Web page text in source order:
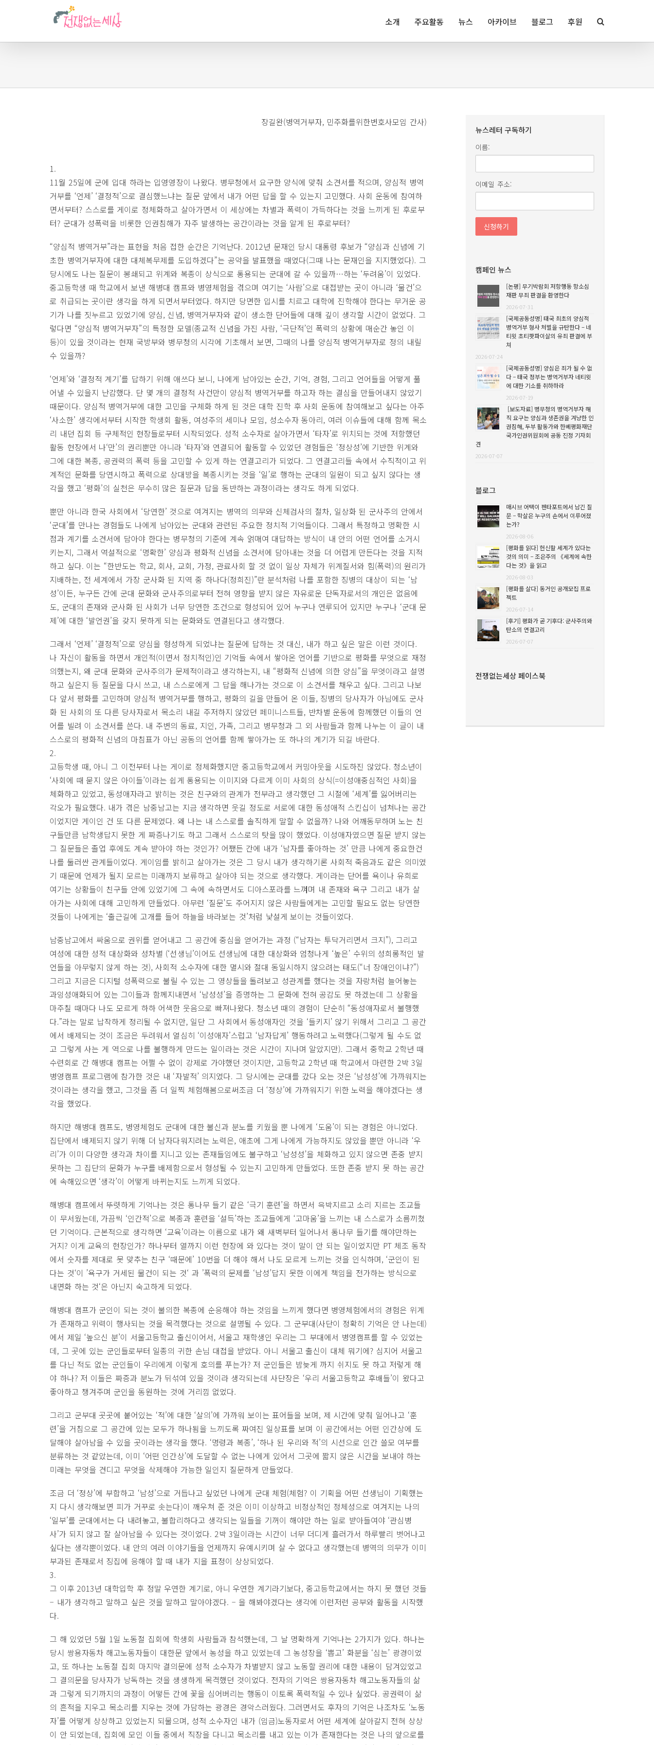
소개 주요활동 뉴스 아카이브 블로그 후원
장길완(병역거부자, 민주화를위한변호사모임 간사)
1.
11월 25일에 군에 입대 하라는 입영영장이 나왔다. 병무청에서 요구한 양식에 맞춰 소견서를 적으며, 양심적 병역
거부를 ‘언제’ ‘결정적’으로 결심했느냐는 질문 앞에서 내가 어떤 답을 할 수 있는지 고민했다. 사회 운동에 참여하
면서부터? 스스로를 게이로 정체화하고 살아가면서 이 세상에는 차별과 폭력이 가득하다는 것을 느끼게 된 후로부
터? 군대가 성폭력을 비롯한 인권침해가 자주 발생하는 공간이라는 것을 알게 된 후로부터?
“양심적 병역거부”라는 표현을 처음 접한 순간은 기억난다. 2012년 문재인 당시 대통령 후보가 “양심과 신념에 기
초한 병역거부자에 대한 대체복무제를 도입하겠다”는 공약을 발표했을 때였다(그때 나는 문재인을 지지했었다). 그
당시에도 나는 질문이 봉쇄되고 위계와 복종이 상식으로 통용되는 군대에 갈 수 있을까…하는 ‘두려움’이 있었다.
중고등학생 때 학교에서 보낸 해병대 캠프와 병영체험을 겪으며 여기는 ‘사람’으로 대접받는 곳이 아니라 ‘물건’으
로 취급되는 곳이란 생각을 하게 되면서부터였다. 하지만 당면한 입시를 치르고 대학에 진학해야 한다는 무거운 공
기가 나를 짓누르고 있었기에 양심, 신념, 병역거부자와 같이 생소한 단어들에 대해 깊이 생각할 시간이 없었다. 그
렇다면 “양심적 병역거부자”의 특정한 모델(종교적 신념을 가진 사람, ‘극단적’인 폭력의 상황에 매순간 놓인 이
등)이 있을 것이라는 현재 국방부와 병무청의 시각에 기초해서 보면, 그때의 나를 양심적 병역거부자로 정의 내릴
수 있을까?
‘언제’와 ‘결정적 계기’를 답하기 위해 애쓰다 보니, 나에게 남아있는 순간, 기억, 경험, 그리고 언어들을 어떻게 풀
어낼 수 있을지 난감했다. 단 몇 개의 결정적 사건만이 양심적 병역거부를 하고자 하는 결심을 만들어내지 않았기
때문이다. 양심적 병역거부에 대한 고민을 구체화 하게 된 것은 대학 진학 후 사회 운동에 참여해보고 싶다는 아주
‘사소한’ 생각에서부터 시작한 학생회 활동, 여성주의 세미나 모임, 성소수자 동아리, 여러 이슈들에 대해 함께 목소
리 내던 집회 등 구체적인 현장들로부터 시작되었다. 성적 소수자로 살아가면서 ‘타자’로 위치되는 것에 저항했던
활동 현장에서 나‘만’의 권리뿐만 아니라 ‘타자’와 연결되어 활동할 수 있었던 경험들은 ‘정상성’에 기반한 위계와
그에 대한 복종, 공권력의 폭력 등을 고민할 수 있게 하는 연결고리가 되었다. 그 연결고리들 속에서 수직적이고 위
계적인 문화를 당연시하고 폭력으로 상대방을 복종시키는 것을 ‘일’로 행하는 군대의 일원이 되고 싶지 않다는 생
각을 했고 ‘평화’의 실천은 무수히 많은 질문과 답을 동반하는 과정이라는 생각도 하게 되었다.
뿐만 아니라 한국 사회에서 ‘당연한’ 것으로 여겨지는 병역의 의무와 신체검사의 절차, 일상화 된 군사주의 안에서
‘군대’를 만나는 경험들도 나에게 남아있는 군대와 관련된 주요한 정치적 기억들이다. 그래서 특정하고 명확한 시
점과 계기를 소견서에 담아야 한다는 병무청의 기준에 계속 얽매여 대답하는 방식이 내 안의 어떤 언어를 소거시
키는지, 그래서 역설적으로 ‘명확한’ 양심과 평화적 신념을 소견서에 담아내는 것을 더 어렵게 만든다는 것을 지적
하고 싶다. 이는 “한반도는 학교, 회사, 교회, 가정, 관료사회 할 것 없이 일상 자체가 위계질서와 힘(폭력)의 원리가
지배하는, 전 세계에서 가장 군사화 된 지역 중 하나다(정희진)”란 분석처럼 나를 포함한 징병의 대상이 되는 ‘남
성’이든, 누구든 간에 군대 문화와 군사주의로부터 전혀 영향을 받지 않은 자유로운 단독자로서의 개인은 없음에
도, 군대의 존재와 군사화 된 사회가 너무 당연한 조건으로 형성되어 있어 누구나 연루되어 있지만 누구나 ‘군대 문
제’에 대한 ‘발언권’을 갖지 못하게 되는 문화와도 연결된다고 생각했다.
그래서 ‘언제’ ‘결정적’으로 양심을 형성하게 되었냐는 질문에 답하는 것 대신, 내가 하고 싶은 말은 이런 것이다.
나 자신이 활동을 하면서 개인적(이면서 정치적인)인 기억들 속에서 쌓아온 언어를 기반으로 평화를 무엇으로 재정
의했는지, 왜 군대 문화와 군사주의가 문제적이라고 생각하는지, 내 “평화적 신념에 의한 양심”을 무엇이라고 설명
하고 싶은지 등 질문을 다시 쓰고, 내 스스로에게 그 답을 해나가는 것으로 이 소견서를 채우고 싶다. 그리고 나보
다 앞서 평화를 고민하며 양심적 병역거부를 행하고, 평화의 길을 만들어 온 이들, 징병의 당사자가 아님에도 군사
화 된 사회의 또 다른 당사자로서 목소리 내길 주저하지 않았던 페미니스트들, 반차별 운동에 함께했던 이들의 언
어를 빌려 이 소견서를 쓴다. 내 주변의 동료, 지인, 가족, 그리고 병무청과 그 외 사람들과 함께 나누는 이 글이 내
스스로의 평화적 신념의 마침표가 아닌 공동의 언어를 함께 쌓아가는 또 하나의 계기가 되길 바란다.
2.
고등학생 때, 아니 그 이전부터 나는 게이로 정체화했지만 중고등학교에서 커밍아웃을 시도하진 않았다. 청소년이
‘사회에 때 묻지 않은 아이들’이라는 쉽게 통용되는 이미지와 다르게 이미 사회의 상식(=이성애중심적인 사회)을
체화하고 있었고, 동성애자라고 밝히는 것은 친구와의 관계가 전부라고 생각했던 그 시절에 ‘세계’를 잃어버리는
각오가 필요했다. 내가 겪은 남중남고는 지금 생각하면 웃길 정도로 서로에 대한 동성애적 스킨십이 넘쳐나는 공간
이었지만 게이인 건 또 다른 문제였다. 왜 나는 내 스스로를 솔직하게 말할 수 없을까? 나와 어깨동무하며 노는 친
구들만큼 남학생답지 못한 게 짜증나기도 하고 그래서 스스로의 탓을 많이 했었다. 이성애자였으면 질문 받지 않는
그 질문들은 졸업 후에도 계속 받아야 하는 것인가? 어쨌든 간에 내가 ‘남자를 좋아하는 것’ 만큼 나에게 중요한건
나를 둘러싼 관계들이었다. 게이임를 밝히고 살아가는 것은 그 당시 내가 생각하기론 사회적 죽음과도 같은 의미였
기 때문에 언제가 될지 모르는 미래까지 보류하고 살아야 되는 것으로 생각했다. 게이라는 단어를 욕이나 유희로
여기는 상황들이 친구들 안에 있었기에 그 속에 속하면서도 디아스포라를 느껴며 내 존재와 욕구 그리고 내가 살
아가는 사회에 대해 고민하게 만들었다. 아무런 ‘질문’도 주어지지 않은 사람들에게는 고민할 필요도 없는 당연한
것들이 나에게는 ‘출근길에 고개를 들어 하늘을 바라보는 것’처럼 낯설게 보이는 것들이었다.
남중남고에서 싸움으로 권위를 얻어내고 그 공간에 중심을 얻어가는 과정 (“남자는 투닥거리면서 크지”), 그리고
여성에 대한 성적 대상화와 성차별 (‘선생님’이어도 선생님에 대한 대상화와 엄청나게 ‘높은’ 수위의 성희롱적인 발
언들을 아무렇지 않게 하는 것), 사회적 소수자에 대한 멸시와 절대 동일시하지 않으려는 태도(“너 장애인이냐?”)
그리고 지금은 디지털 성폭력으로 불릴 수 있는 그 영상들을 돌려보고 성관계를 했다는 것을 자랑처럼 늘어놓는
과잉성애화되어 있는 그이들과 함께지내면서 ‘남성성’을 증명하는 그 문화에 전혀 공감도 못 하겠는데 그 상황을
마주칠 때마다 나도 모르게 하하 어색한 웃음으로 빠져나왔다. 청소년 때의 경험이 단순히 “동성애자로서 불행했
다.”라는 말로 납작하게 정리될 수 없지만, 일단 그 사회에서 동성애자인 것을 ‘들키지’ 않기 위해서 그리고 그 공간
에서 배제되는 것이 조금은 두려워서 열심히 ‘이성애자’스럽고 ‘남자답게’ 행동하려고 노력했다(그렇게 될 수도 없
고 그렇게 사는 게 역으로 나를 불행하게 만드는 일이라는 것은 시간이 지나며 알았지만). 그래서 중학교 2학년 때
수련회로 간 해병대 캠프는 어쩔 수 없이 강제로 가야했던 것이지만, 고등학교 2학년 때 학교에서 마련한 2박 3일
병영캠프 프로그램에 참가한 것은 내 ‘자발적’ 의지였다. 그 당시에는 군대를 갔다 오는 것은 ‘남성성’에 가까워지는
것이라는 생각을 했고, 그것을 좀 더 일찍 체험해봄으로써조금 더 ‘정상’에 가까워지기 위한 노력을 해야겠다는 생
각을 했었다.
하지만 해병대 캠프도, 병영체험도 군대에 대한 불신과 분노를 키웠을 뿐 나에게 ‘도움’이 되는 경험은 아니었다.
집단에서 배제되지 않기 위해 더 남자다워지려는 노력은, 애초에 그게 나에게 가능하지도 않았을 뿐만 아니라 ‘우
리’가 이미 다양한 생각과 차이를 지니고 있는 존재들임에도 불구하고 ‘남성성’을 체화하고 있지 않으면 존중 받지
못하는 그 집단의 문화가 누구를 배제함으로서 형성될 수 있는지 고민하게 만들었다. 또한 존중 받지 못 하는 공간
에 속해있으면 ‘생각’이 어떻게 바뀌는지도 느끼게 되었다.
해병대 캠프에서 뚜렷하게 기억나는 것은 통나무 들기 같은 ‘극기 훈련’을 하면서 윽박지르고 소리 지르는 조교들
이 무서웠는데, 가끔씩 ‘인간적’으로 복종과 훈련을 ‘설득’하는 조교들에게 ‘고마움’을 느끼는 내 스스로가 소름끼쳤
던 기억이다. 근본적으로 생각하면 ‘교육’이라는 이름으로 내가 왜 새벽부터 일어나서 통나무 들기를 해야만하는
거지? 이게 교육의 현장인가? 하나부터 열까지 이런 현장에 와 있다는 것이 말이 안 되는 일이었지만 PT 체조 동작
에서 숫자를 제대로 못 맞추는 친구 ‘때문에’ 10번을 더 해야 해서 나도 모르게 느끼는 것을 인식하며, ‘군인이 된
다는 것‘이 ’욕구가 거세된 물건이 되는 것‘ 과 ’폭력의 문제를 ‘남성’답지 못한 이에게 책임을 전가하는 방식으로
내면화 하는 것‘은 아닌지 숙고하게 되었다.
해병대 캠프가 군인이 되는 것이 불의한 복종에 순응해야 하는 것임을 느끼게 했다면 병영체험에서의 경험은 위계
가 존재하고 위력이 행사되는 것을 목격했다는 것으로 설명될 수 있다. 그 군부대(사단이 정확히 기억은 안 나는데)
에서 제일 ‘높으신 분’이 서울고등학교 출신이어서, 서울고 재학생인 우리는 그 부대에서 병영캠프를 할 수 있었는
데, 그 곳에 있는 군인들로부터 일종의 귀한 손님 대접을 받았다. 아니 서울고 출신이 대체 뭐기에? 심지어 서울고
를 다닌 적도 없는 군인들이 우리에게 이렇게 호의를 푸는가? 저 군인들은 밤늦게 까지 쉬지도 못 하고 저렇게 해
야 하나? 저 이들은 짜증과 분노가 뒤섞여 있을 것이라 생각되는데 사단장은 ‘우리 서울고등학교 후배들’이 왔다고
좋아하고 챙겨주며 군인을 동원하는 것에 거리낌 없었다.
그리고 군부대 곳곳에 붙어있는 ‘적’에 대한 ‘살의’에 가까워 보이는 표어들을 보며, 제 시간에 맞춰 일어나고 ‘훈
련’을 거침으로 그 공간에 있는 모두가 하나됨을 느끼도록 짜여진 일상표를 보며 이 공간에서는 어떤 인간상에 도
달해야 살아남을 수 있을 곳이라는 생각을 했다. ‘명령과 복종’, ‘하나 된 우리와 적’의 시선으로 인간 쓸모 여부를
분류하는 것 같았는데, 이미 ‘어떤 인간상’에 도달할 수 없는 나에게 있어서 그곳에 짧지 않은 시간을 보내야 하는
미래는 무엇을 견디고 무엇을 삭제해야 가능한 일인지 질문하게 만들었다.
조금 더 ‘정상’에 부합하고 ‘남성’으로 거듭나고 싶었던 나에게 군대 체험(체험? 이 기획을 어떤 선생님이 기획했는
지 다시 생각해보면 피가 거꾸로 솟는다)이 깨우쳐 준 것은 이미 이상하고 비정상적인 정체성으로 여겨지는 나의
‘일부’를 군대에서는 다 내려놓고, 불합리하다고 생각되는 일들을 기꺼이 해야만 하는 일로 받아들여야 ‘관심병
사’가 되지 않고 잘 살아남을 수 있다는 것이었다. 2박 3일이라는 시간이 너무 더디게 흘러가서 하루빨리 벗어나고
싶다는 생각뿐이었다. 내 안의 여러 이야기들을 언제까지 유예시키며 살 수 없다고 생각했는데 병역의 의무가 이미
부과된 존재로서 징집에 응해야 할 때 내가 지을 표정이 상상되었다.
3.
그 이후 2013년 대학입학 후 정말 우연한 계기로, 아니 우연한 계기라기보다, 중고등학교에서는 하지 못 했던 것들
– 내가 생각하고 말하고 싶은 것을 말하고 말아야겠다. – 을 해봐야겠다는 생각에 이런저런 공부와 활동을 시작했
다.
그 해 있었던 5월 1일 노동절 집회에 학생회 사람들과 참석했는데, 그 날 명확하게 기억나는 2가지가 있다. 하나는
당시 쌍용자동차 해고노동자들이 대한문 앞에서 농성을 하고 있었는데 그 농성장을 ‘뽑고’ 화분을 ‘심는’ 광경이었
고, 또 하나는 노동절 집회 마지막 결의문에 성적 소수자가 차별받지 않고 노동할 권리에 대한 내용이 담겨있었고
그 결의문을 당사자가 낭독하는 것을 생생하게 목격했던 것이었다. 전자의 기억은 쌍용자동차 해고노동자들의 삶
과 그렇게 되기까지의 과정이 어떻든 간에 꽃을 심어버리는 행동이 이토록 폭력적일 수 있나 싶었다. 공권력이 삶
의 흔적을 지우고 목소리를 지우는 것에 가담하는 광경은 경악스러웠다. 그러면서도 후자의 기억은 나조차도 ‘노동
자’를 어떻게 상상하고 있었는지 되물으며, 성적 소수자인 내가 (임금)노동자로서 어떤 세계에 살아갈지 전혀 상상
이 안 되었는데, 집회에 모인 이들 중에서 직장을 다니고 목소리를 내고 있는 이가 존재한다는 것은 나의 앞으로를
뉴스레터 구독하기
이름:
이메일 주소:
캠페인 뉴스
[논평] 무기박람회 저항행동 항소심
재판 무죄 판결을 환영한다
2026-07-31
[국제공동성명] 태국 최초의 양심적
병역거부 형사 처벌을 규탄한다 – 네
티윗 초티팟파이살의 유죄 판결에 부
쳐
2026-07-24
[국제공동성명] 양심은 죄가 될 수 없
다 – 태국 정부는 병역거부자 네티윗
에 대한 기소를 취하하라
2026-07-19
[보도자료] 병무청의 병역거부자 해
직 요구는 양심과 생존권을 겨냥한 인
권침해, 두부 활동가와 한베평화재단
국가인권위원회에 공동 진정 기자회
견
2026-07-07
블로그
매시브 어택이 펜타포트에서 남긴 질
문 – 학살은 누구의 손에서 이루어졌
는가?
2026-08-06
[평화를 읽다] 헌신할 세계가 있다는
것의 의미 – 조은주의 《세계에 속한
다는 것》을 읽고
2026-08-03
[평화를 살다] 동거인 공개모집 프로
젝트
2026-07-14
[후기] 평화가 곧 기후다: 군사주의와
탄소의 연결고리
2026-07-07
전쟁없는세상 페이스북